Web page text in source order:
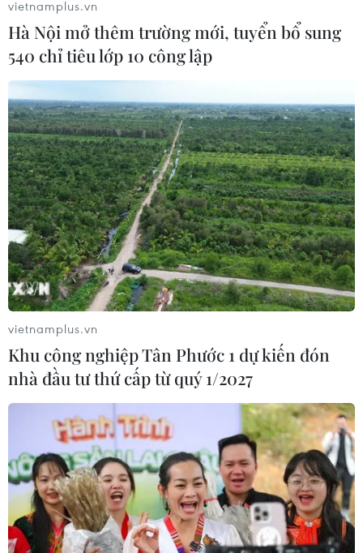
COVID-19: Malaysia cấm mọi hoạt động
tụ họp không đảm bảo quy định
Bất cứ cá nhân, nhà tổ chức hoặc tổ chức nào ở
Malaysia vi phạm quy định cấm tụ họp chính trị liên
quan đến bầu cử để phòng dịch COVID-19 đều có thể
bị phạt tiền hoặc truy tố.
vietnamplus.vn
Hà Nội mở thêm trường mới, tuyển bổ sung
540 chỉ tiêu lớp 10 công lập
vietnamplus.vn
Khu công nghiệp Tân Phước 1 dự kiến đón
nhà đầu tư thứ cấp từ quý 1/2027